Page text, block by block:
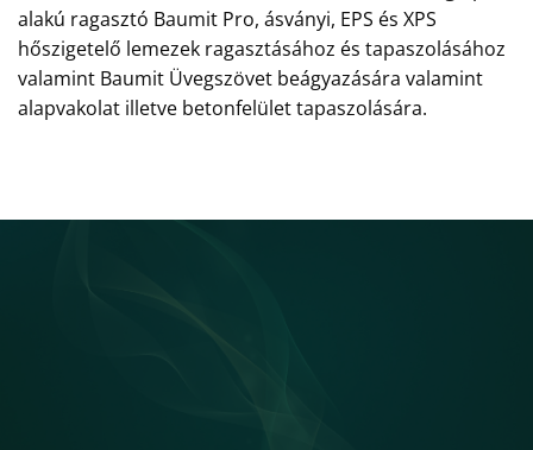
alakú ragasztó Baumit Pro, ásványi, EPS és XPS
hőszigetelő lemezek ragasztásához és tapaszolásához
valamint Baumit Üvegszövet beágyazására valamint
alapvakolat illetve betonfelület tapaszolására.